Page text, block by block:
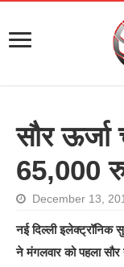
सौर
65,000
December 13,
नई दिल्ली इलेक्ट्रॉनिक
ने मंगलवार को पहला सौर